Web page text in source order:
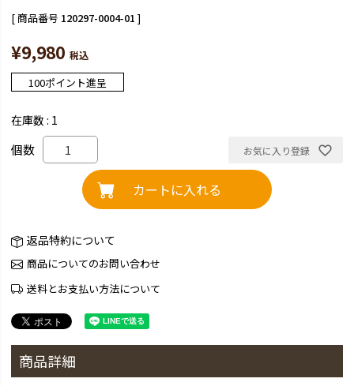
商品番号 120297-0004-01
¥9,980 税込
100ポイント進呈
在庫数 1
お気に入り登録
カートに入れる
返品特約について
商品についてのお問い合わせ
送料とお支払い方法について
商品詳細